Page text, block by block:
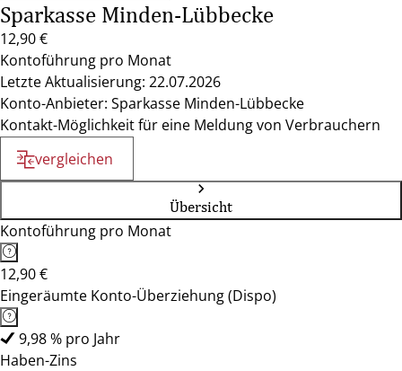
Sparkasse Minden-Lübbecke
12,90 €
Kontoführung pro Monat
Letzte Aktualisierung: 22.07.2026
Konto-Anbieter: Sparkasse Minden-Lübbecke
Kontakt-Möglichkeit für eine Meldung von Verbrauchern
vergleichen
Übersicht
Kontoführung pro Monat
12,90 €
Eingeräumte Konto-Überziehung (Dispo)
9,98 % pro Jahr
Haben-Zins